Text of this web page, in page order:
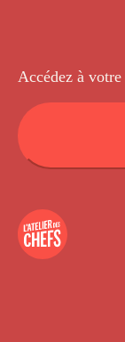
Accédez à votre